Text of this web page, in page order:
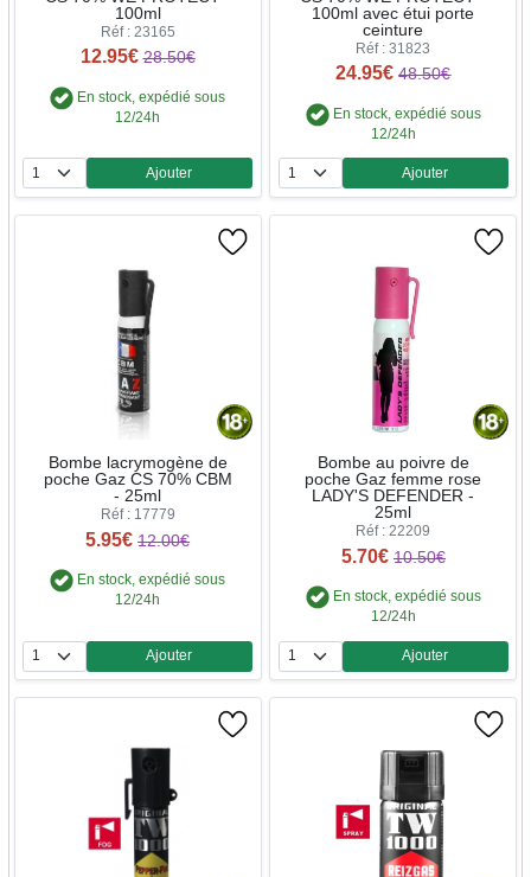
100ml
Réf : 23165
12.95€ 28.50€
En stock, expédié sous
12/24h
Quantité
Ajouter
100ml avec étui porte
ceinture
Réf : 31823
24.95€ 48.50€
En stock, expédié sous
12/24h
Quantité
Ajouter
Bombe lacrymogène de
poche Gaz CS 70% CBM
- 25ml
Réf : 17779
5.95€ 12.00€
En stock, expédié sous
12/24h
Quantité
Ajouter
Bombe au poivre de
poche Gaz femme rose
LADY'S DEFENDER -
25ml
Réf : 22209
5.70€ 10.50€
En stock, expédié sous
12/24h
Quantité
Ajouter